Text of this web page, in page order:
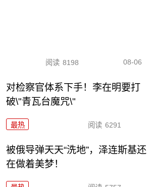
阅读 8198 08-06
对检察官体系下手！李在明要打
破\"青瓦台魔咒\"
最热 阅读 6291
被俄导弹天天“洗地”，泽连斯基还
在做着美梦！